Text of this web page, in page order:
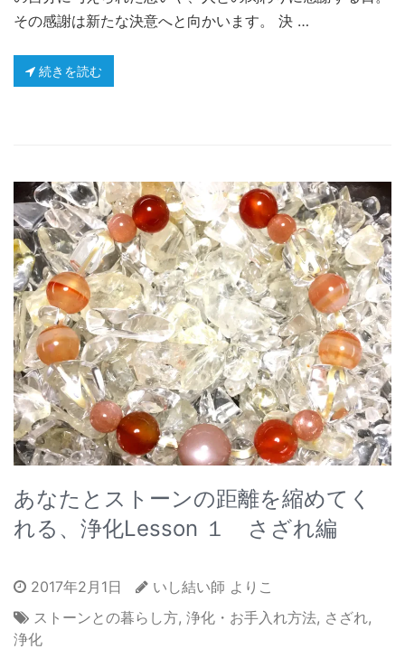
その感謝は新たな決意へと向かいます。 決 …
続きを読む
あなたとストーンの距離を縮めてく
れる、浄化Lesson １ さざれ編
2017年2月1日
いし結い師 よりこ
ストーンとの暮らし方, 浄化・お手入れ方法, さざれ,
浄化